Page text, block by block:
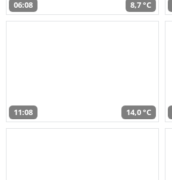
06:08 8,7 °C
11:08 14,0 °C